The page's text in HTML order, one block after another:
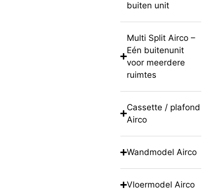
buiten unit
Multi Split Airco –
Eén buitenunit
voor meerdere
ruimtes
Cassette / plafond
Airco
Wandmodel Airco
Vloermodel Airco